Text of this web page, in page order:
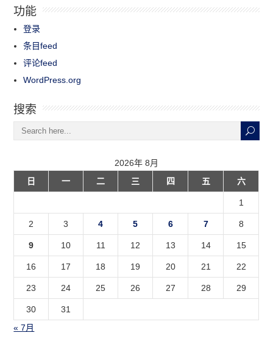
功能
登录
条目feed
评论feed
WordPress.org
搜索
2026年 8月
日
一 二 三 四 五 六
1
2 3 4 5 6 7 8
9 10 11 12 13 14 15
16 17 18 19 20 21 22
23 24 25 26 27 28 29
30
31
« 7月